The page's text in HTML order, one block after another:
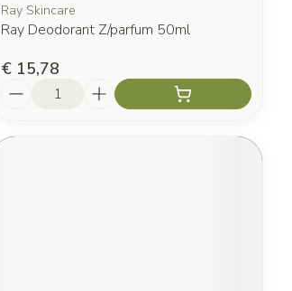
Ray Skincare
Ray Deodorant Z/parfum 50ml
€ 15,78